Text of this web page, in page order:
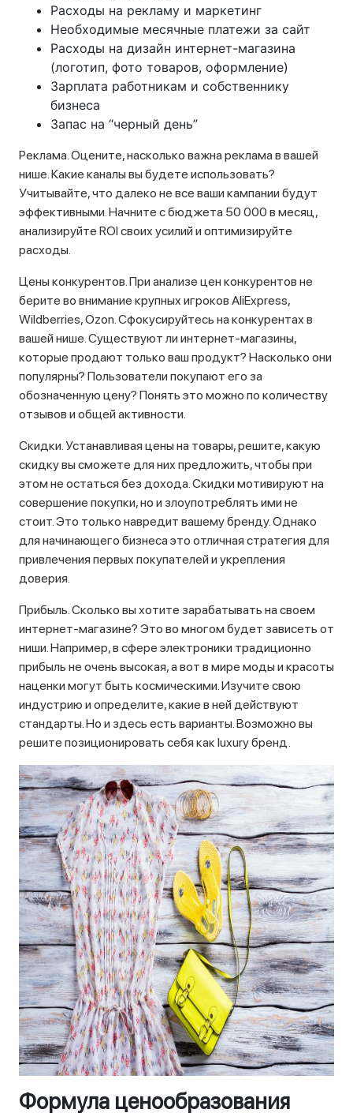
Расходы на рекламу и маркетинг
Необходимые месячные платежи за сайт
Расходы на дизайн интернет-магазина
(логотип, фото товаров, оформление)
Зарплата работникам и собственнику
бизнеса
Запас на “черный день”
Реклама. Оцените, насколько важна реклама в вашей
нише. Какие каналы вы будете использовать?
Учитывайте, что далеко не все ваши кампании будут
эффективными. Начните с бюджета 50 000 в месяц,
анализируйте ROI своих усилий и оптимизируйте
расходы.
Цены конкурентов. При анализе цен конкурентов не
берите во внимание крупных игроков AliExpress,
Wildberries, Ozon. Сфокусируйтесь на конкурентах в
вашей нише. Существуют ли интернет-магазины,
которые продают только ваш продукт? Насколько они
популярны? Пользователи покупают его за
обозначенную цену? Понять это можно по количеству
отзывов и общей активности.
Скидки. Устанавливая цены на товары, решите, какую
скидку вы сможете для них предложить, чтобы при
этом не остаться без дохода. Скидки мотивируют на
совершение покупки, но и злоупотреблять ими не
стоит. Это только навредит вашему бренду. Однако
для начинающего бизнеса это отличная стратегия для
привлечения первых покупателей и укрепления
доверия.
Прибыль. Сколько вы хотите зарабатывать на своем
интернет-магазине? Это во многом будет зависеть от
ниши. Например, в сфере электроники традиционно
прибыль не очень высокая, а вот в мире моды и красоты
наценки могут быть космическими. Изучите свою
индустрию и определите, какие в ней действуют
стандарты. Но и здесь есть варианты. Возможно вы
решите позиционировать себя как luxury бренд.
Формула ценообразования